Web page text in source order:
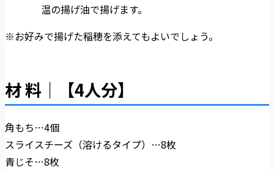
温の揚げ油で揚げます。
※お好みで揚げた稲穂を添えてもよいでしょう。
材 料｜【4人分】
角もち…4個
スライスチーズ（溶けるタイプ）…8枚
青じそ…8枚